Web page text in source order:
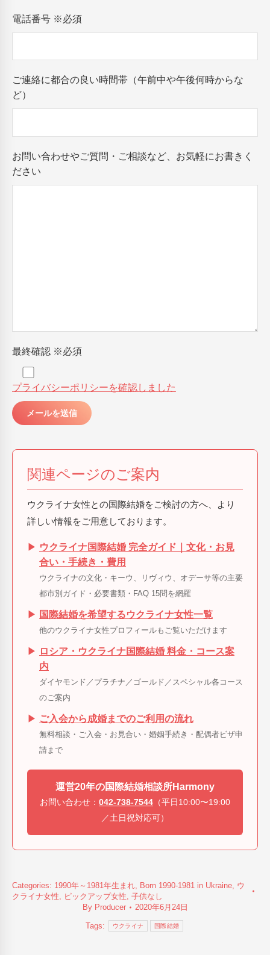
電話番号 ※必須
ご連絡に都合の良い時間帯（午前中や午後何時からな
ど）
お問い合わせやご質問・ご相談など、お気軽にお書きく
ださい
最終確認 ※必須
プライバシーポリシーを確認しました
関連ページのご案内
ウクライナ女性との国際結婚をご検討の方へ、より
詳しい情報をご用意しております。
▶ ウクライナ国際結婚 完全ガイド｜文化・お見
合い・手続き・費用
ウクライナの文化・キーウ、リヴィウ、オデーサ等の主要
都市別ガイド・必要書類・FAQ 15問を網羅
▶ 国際結婚を希望するウクライナ女性一覧
他のウクライナ女性プロフィールもご覧いただけます
▶ ロシア・ウクライナ国際結婚 料金・コース案
内
ダイヤモンド／プラチナ／ゴールド／スペシャル各コース
のご案内
▶ ご入会から成婚までのご利用の流れ
無料相談・ご入会・お見合い・婚姻手続き・配偶者ビザ申
請まで
運営20年の国際結婚相談所Harmony
お問い合わせ： 042-738-7544 （平日10:00〜19:00
／土日祝対応可）
Categories: 1990年～1981年生まれ, Born 1990-1981 in Ukraine, ウ
クライナ女性, ピックアップ女性, 子供なし
By Producer 2020年6月24日
Tags: ウクライナ 国際結婚